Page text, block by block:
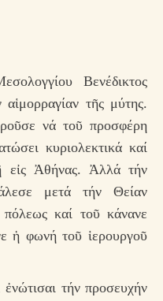
Βενέδικτος
τῆς μύτης.
νά τοῦ προσφέρη
κυριολεκτικά καί
εἰς Ἀθήνας. Ἀλλά τήν
μετά τήν Θείαν
πόλεως καί τοῦ κάνανε
ἡ φωνή τοῦ ἱερουργοῦ
τήν προσευχήν